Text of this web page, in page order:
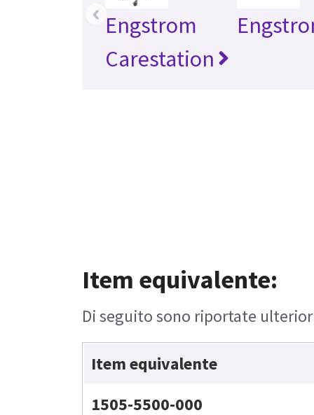
Engstrom
Carestation
‹
Item equivalente:
Di seguito sono riportate
Item equivalente
1505-5500-000